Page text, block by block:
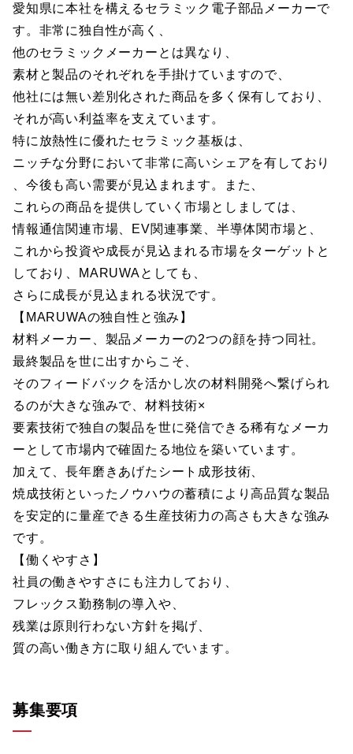
愛知県に本社を構えるセラミック電子部品メーカーで
す。非常に独自性が高く、
他のセラミックメーカーとは異なり、
素材と製品のそれぞれを手掛けていますので、
他社には無い差別化された商品を多く保有しており、
それが高い利益率を支えています。
特に放熱性に優れたセラミック基板は、
ニッチな分野において非常に高いシェアを有しており
、今後も高い需要が見込まれます。また、
これらの商品を提供していく市場としましては、
情報通信関連市場、EV関連事業、半導体関市場と、
これから投資や成長が見込まれる市場をターゲットと
しており、MARUWAとしても、
さらに成長が見込まれる状況です。
【MARUWAの独自性と強み】
材料メーカー、製品メーカーの2つの顔を持つ同社。
最終製品を世に出すからこそ、
そのフィードバックを活かし次の材料開発へ繋げられ
るのが大きな強みで、材料技術×
要素技術で独自の製品を世に発信できる稀有なメーカ
ーとして市場内で確固たる地位を築いています。
加えて、長年磨きあげたシート成形技術、
焼成技術といったノウハウの蓄積により高品質な製品
を安定的に量産できる生産技術力の高さも大きな強み
です。
【働くやすさ】
社員の働きやすさにも注力しており、
フレックス勤務制の導入や、
残業は原則行わない方針を掲げ、
質の高い働き方に取り組んでいます。
募集要項